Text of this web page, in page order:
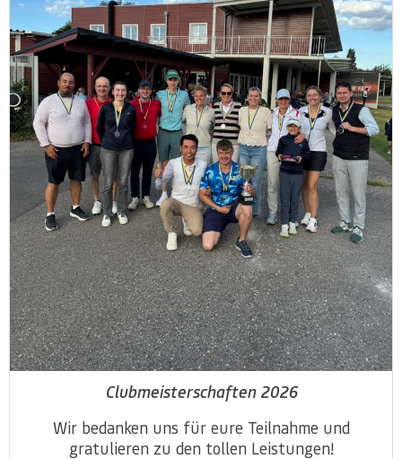
Clubmeisterschaften 2026
Wir bedanken uns für eure Teilnahme und
gratulieren zu den tollen Leistungen!